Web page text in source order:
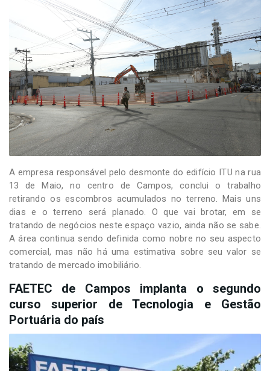
A empresa responsável pelo desmonte do edifício ITU na rua
13 de Maio, no centro de Campos, conclui o trabalho
retirando os escombros acumulados no terreno. Mais uns
dias e o terreno será planado. O que vai brotar, em se
tratando de negócios neste espaço vazio, ainda não se sabe.
A área continua sendo definida como nobre no seu aspecto
comercial, mas não há uma estimativa sobre seu valor se
tratando de mercado imobiliário.
FAETEC de Campos implanta o segundo
curso superior de Tecnologia e Gestão
Portuária do país